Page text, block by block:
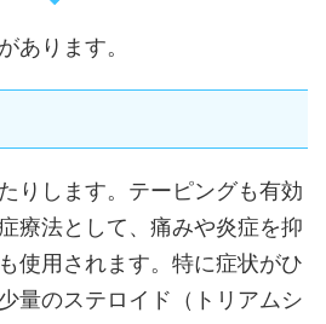
あります。
りします。テーピングも有効
療法として、痛みや炎症を抑
使用されます。特に症状がひ
量のステロイド（トリアムシ